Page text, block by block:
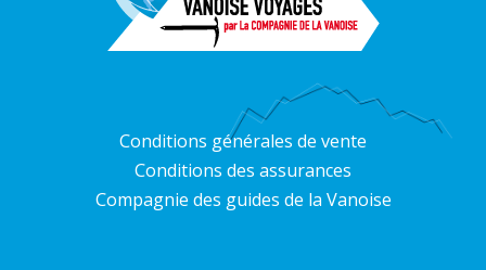
Conditions générales de vente
Conditions des assurances
Compagnie des guides de la Vanoise